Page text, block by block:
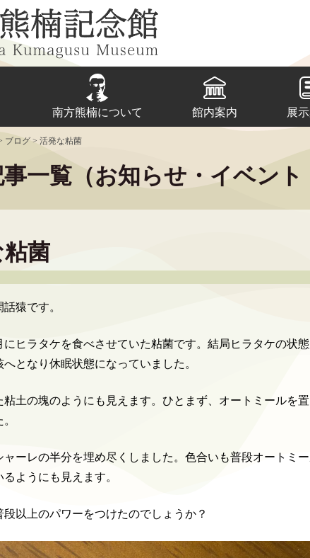
南方熊楠について 館内案内 展
ブログ > 活発な粘菌
一覧（お知らせ・イベント
菌
猿です。
にヒラタケを食べさせていた粘菌です。結局ヒラタケの状
となり休眠状態になっていました。
粘土の塊のようにも見えます。ひとまず、オートミールを
ャーレの半分を埋め尽くしました。色合いも普段オートミ
ようにも見えます。
段以上のパワーをつけたのでしょうか？